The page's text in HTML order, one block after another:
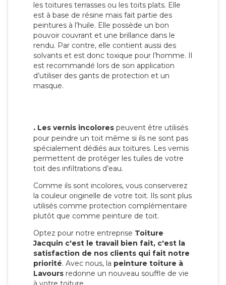
les toitures terrasses ou les toits plats. Elle
est à base de résine mais fait partie des
peintures à l’huile. Elle possède un bon
pouvoir couvrant et une brillance dans le
rendu. Par contre, elle contient aussi des
solvants et est donc toxique pour l’homme. Il
est recommandé lors de son application
d’utiliser des gants de protection et un
masque.
. Les vernis incolores peuvent être utilisés
pour peindre un toit même si ils ne sont pas
spécialement dédiés aux toitures. Les vernis
permettent de protéger les tuiles de votre
toit des infiltrations d’eau.
Comme ils sont incolores, vous conserverez
la couleur originelle de votre toit. Ils sont plus
utilisés comme protection complémentaire
plutôt que comme peinture de toit.
Optez pour notre entreprise Toiture
Jacquin c'est le travail bien fait, c'est la
satisfaction de nos clients qui fait notre
priorité. Avec nous, la peinture toiture à
Lavours redonne un nouveau souffle de vie